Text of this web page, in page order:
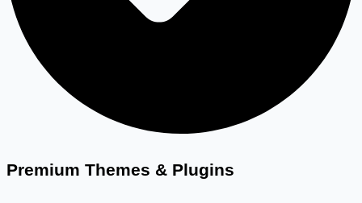
Premium Themes & Plugins